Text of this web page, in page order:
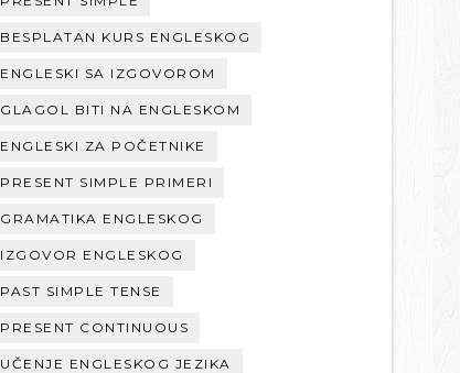
BESPLATAN KURS ENGLESKOG
ENGLESKI SA IZGOVOROM
GLAGOL BITI NA ENGLESKOM
ENGLESKI ZA POČETNIKE
PRESENT SIMPLE PRIMERI
GRAMATIKA ENGLESKOG
IZGOVOR ENGLESKOG
PAST SIMPLE TENSE
PRESENT CONTINUOUS
UČENJE ENGLESKOG JEZIKA